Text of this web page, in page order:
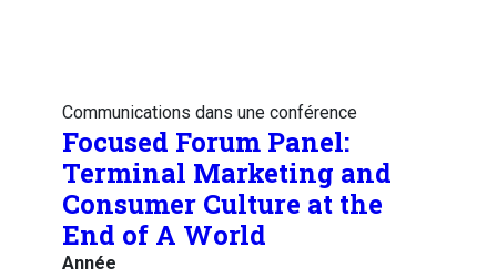
Communications dans une conférence
Focused Forum Panel:
Terminal Marketing and
Consumer Culture at the
End of A World
Année